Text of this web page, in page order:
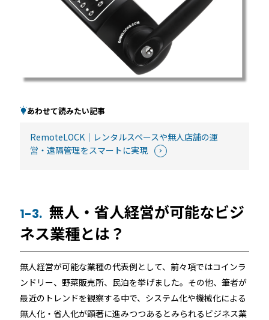
あわせて読みたい記事
RemoteLOCK｜レンタルスペースや無人店舗の運
営・遠隔管理をスマートに実現
1-3. 無人・省人経営が可能なビジ
ネス業種とは？
無人経営が可能な業種の代表例として、前々項ではコインラ
ンドリー、野菜販売所、民泊を挙げました。その他、筆者が
最近のトレンドを観察する中で、システム化や機械化による
無人化・省人化が顕著に進みつつあるとみられるビジネス業